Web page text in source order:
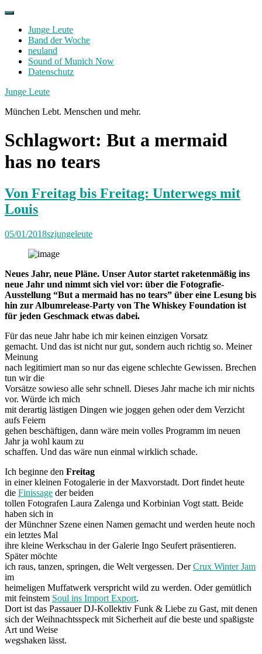
Skip
contentJunge Leute
Band der Woche
neuland
Sound of Munich Now
Datenschutz
Facebook
Twitter
Instagram
Junge Leute
München Lebt. Menschen und mehr.
Schlagwort: But a mermaid
has no tears
Von Freitag bis Freitag: Unterwegs mit
Louis
05/01/2018szjungeleute
Neues Jahr, neue Pläne. Unser Autor startet raketenmäßig ins
neue Jahr und nimmt sich viel vor: über die Fotografie-
Ausstellung “But a mermaid has no tears” über eine Lesung bis
hin zur Albumrelease-Party von The Whiskey Foundation ist
für jeden Geschmack etwas dabei.
Für das neue Jahr habe ich mir keinen einzigen Vorsatz
gemacht. Und das ist nicht nur gut, sondern auch richtig so. Meiner
Meinung
nach legitimiert man so nur das eigene schlechte Gewissen. Brechen
tun wir die
Vorsätze sowieso alle sehr schnell. Dieses Jahr mache ich mir nichts
vor. Würde ich mich
mit derartig lästigen Dingen wie joggen gehen oder dem Verzicht
aufs Feiern
gehen beschäftigen, dann wäre mein volles Programm im neuen
Jahr ja wohl kaum zu
schaffen. Und das wäre nun einmal wirklich schade.
Ich beginne den Freitag
in einer kleinen Fotogalerie in der Maxvorstadt. Dort findet heute
die Finissage der beiden
tollen Fotografen Laura Zalenga und Korbinian Vogt statt. Beide
haben sich in
der Münchner Szene einen Namen gemacht und werden heute noch
ein letztes Mal
ihre kleine Werkschau in der Galerie Ingo Seufert präsentieren.
Später möchte
ich raus, tanzen, springen, die Welt vergessen. DerCrux Winter Jam
im
heimeligen Muffatwerk verspricht wild zu werden. Oder gemütlich
mit feinstem Soul ins Import Export.
Dort ist das Passauer DJ-Kollektiv Funk & Liebe zu Gast, mit denen
sich der Weihnachtsspeck mit Sicherheit auf die beste und spaßigste
Art und Weise
wegshaken lässt.